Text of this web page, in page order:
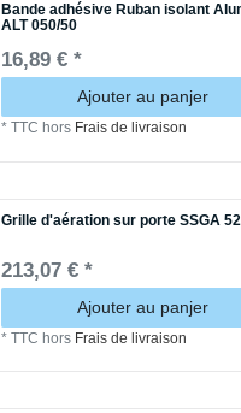
Bande adhésive Ruban isolant
ALT 050/50
16,89 € *
Ajouter au panjer
*TTC hors Frais de livraison
Grille d'aération sur porte SSGA
213,07 € *
Ajouter au panjer
*TTC hors Frais de livraison